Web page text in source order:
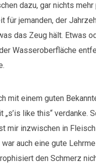
dazu, gar nichts mehr
für jemanden, der
das Zeug hält. Etwas
Wasseroberfläche
mit einem guten
„s’is like this“ verdanke.
mir inzwischen in
auch eine gute
den Schmerz